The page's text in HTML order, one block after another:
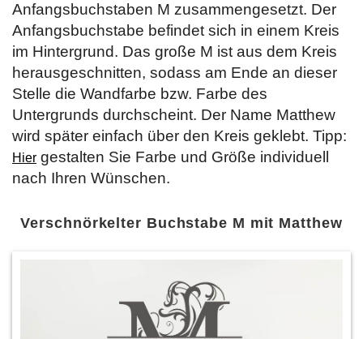
Anfangsbuchstaben M zusammengesetzt. Der
Anfangsbuchstabe befindet sich in einem Kreis
im Hintergrund. Das große M ist aus dem Kreis
herausgeschnitten, sodass am Ende an dieser
Stelle die Wandfarbe bzw. Farbe des
Untergrunds durchscheint. Der Name Matthew
wird später einfach über den Kreis geklebt. Tipp:
Hier gestalten Sie Farbe und Größe individuell
nach Ihren Wünschen.
Verschnörkelter Buchstabe M mit Matthew